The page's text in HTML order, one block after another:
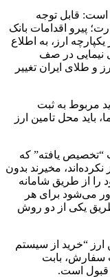
است: قابل توجه
پیرو اقدامات بانک
ارز، به اطلاع
نیمایی در صف
و طلای ایران تغییر
مربوط به ثبت
باید محل تامین ارز
یافته” که
نکرده‌اند، مخیرند بدون
را از طریق شامانه
می‌شود برای هر
یکی از دو روش
ارز “خرید از سیستم
سفارش، بابت
قبول است.